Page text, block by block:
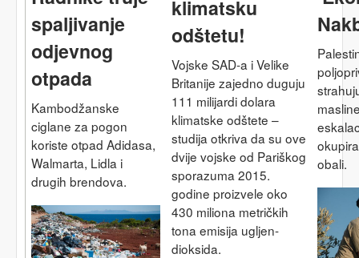
spaljivanje
odjevnog
otpada
Kambodžanske
ciglane za pogon
koriste otpad Adidasa,
Walmarta, Lidla i
drugih brendova.
klimatsku
odštetu!
Vojske SAD-a i Velike
Britanije zajedno duguju
111 milijardi dolara
klimatske odštete –
studija otkriva da su ove
dvije vojske od Pariškog
sporazuma 2015.
godine proizvele oko
430 miliona metričkih
tona emisija ugljen-
dioksida.
obali.